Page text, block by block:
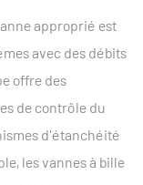
approprié est
avec des débits
offre des
de contrôle du
d'étanchéité
les vannes à bille